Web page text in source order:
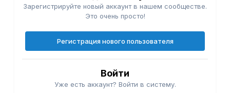
Зарегистрируйте новый аккаунт в нашем сообществе.
Это очень просто!
Регистрация нового пользователя
Войти
Уже есть аккаунт? Войти в систему.